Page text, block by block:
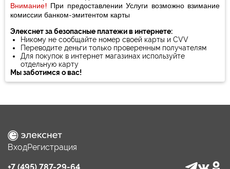
Внимание! При предоставлении Услуги возможно взимание
комиссии банком-эмитентом карты
Элекснет за безопасные платежи в интернете:
Никому не сообщайте номер своей карты и CVV
Переводите деньги только проверенным получателям
Для покупок в интернет магазинах используйте
отдельную карту
Мы заботимся о вас!
ВходРегистрация